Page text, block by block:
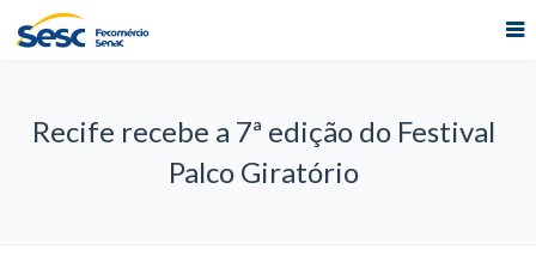
Recife recebe a 7ª edição do Festival
Palco Giratório